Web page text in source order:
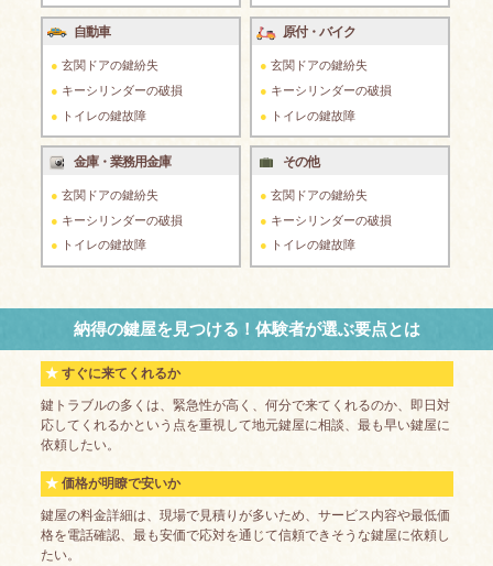
自動車
玄関ドアの鍵紛失
キーシリンダーの破損
トイレの鍵故障
原付・バイク
玄関ドアの鍵紛失
キーシリンダーの破損
トイレの鍵故障
金庫・業務用金庫
玄関ドアの鍵紛失
キーシリンダーの破損
トイレの鍵故障
その他
玄関ドアの鍵紛失
キーシリンダーの破損
トイレの鍵故障
納得の鍵屋を見つける！体験者が選ぶ要点とは
すぐに来てくれるか
鍵トラブルの多くは、緊急性が高く、何分で来てくれるのか、即日対
応してくれるかという点を重視して地元鍵屋に相談、最も早い鍵屋に
依頼したい。
価格が明瞭で安いか
鍵屋の料金詳細は、現場で見積りが多いため、サービス内容や最低価
格を電話確認、最も安価で応対を通じて信頼できそうな鍵屋に依頼し
たい。